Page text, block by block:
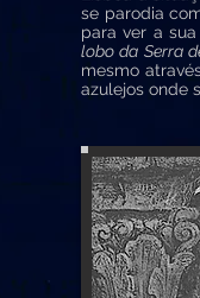
se parodia
para ver a
lobo da Serra
mesmo
azulejos onde